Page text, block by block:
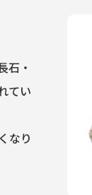
石・
てい
なり